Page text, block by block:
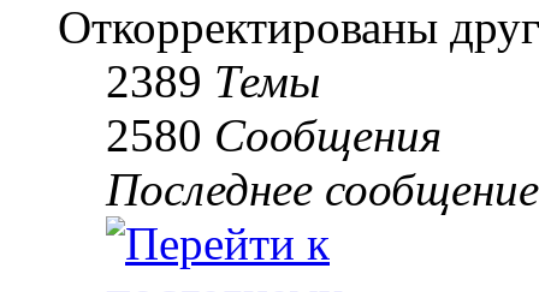
Откорректированы
2389 Темы
2580 Сообщения
Последнее сообщение